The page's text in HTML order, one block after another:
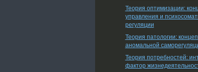
Теория оптимизации:
управления и
регуляции
Теория патологии:
аномальной
Теория потребностей:
фактор